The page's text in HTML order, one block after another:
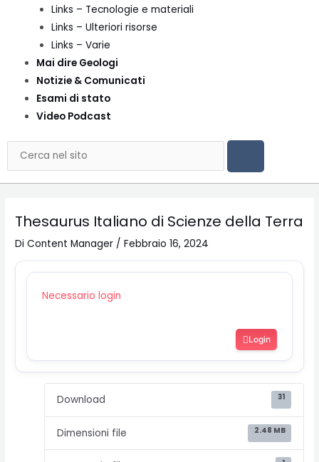
Links – Tecnologie e materiali
Links – Ulteriori risorse
Links – Varie
Mai dire Geologi
Notizie & Comunicati
Esami di stato
Video Podcast
Cerca CERCA
Thesaurus Italiano di Scienze della Terra
DiContent Manager /Febbraio 16, 2024
Necessario login
Login
Download 31
Dimensioni file 2.48 MB